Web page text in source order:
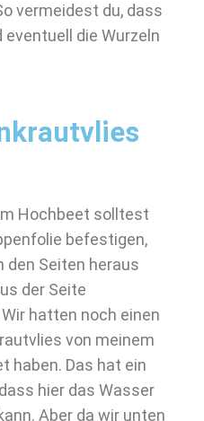
vermeidest du, dass
die Wurzeln
Hochbeet solltest
befestigen,
den Seiten heraus
der Seite
hatten noch einen
von meinem
haben. Das hat ein
hier das Wasser
Aber da wir unten